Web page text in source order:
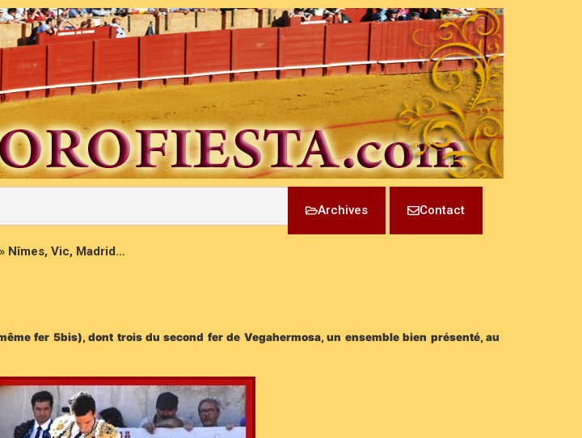
Archives Contact
» Nîmes, Vic, Madrid…
fer 5bis), dont trois du second fer de Vegahermosa, un ensemble bien présenté, au